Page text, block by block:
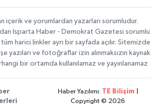
içerik ve yorumlardan yazarları sorumludur.
Isparta Haber - Demokrat Gazetesi sorumlu
harici linkler ayrı bir sayfada açılır. Sitemizde
yazıları ve fotoğraflar izin alınmaksızın kaynak
bir ortamda kullanılamaz ve yayınlanamaz
Haber Yazılımı: TE Bilişim
Copyright © 2026